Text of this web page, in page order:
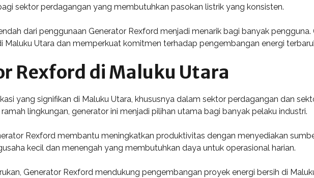
sektor perdagangan yang membutuhkan pasokan listrik yang konsisten.
dari penggunaan Generator Rexford menjadi menarik bagi banyak pengguna.
Maluku Utara dan memperkuat komitmen terhadap pengembangan energi
Rexford di Maluku Utara
yang signifikan di Maluku Utara, khususnya dalam sektor perdagangan dan
lingkungan, generator ini menjadi pilihan utama bagi banyak pelaku industri.
Rexford membantu meningkatkan produktivitas dengan menyediakan
kecil dan menengah yang membutuhkan daya untuk operasional harian.
Generator Rexford mendukung pengembangan proyek energi bersih di